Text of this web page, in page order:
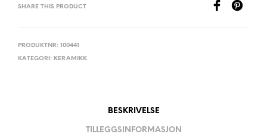
SHARE THIS PRODUCT
PRODUKTNR: 100441
KATEGORI: KERAMIKK
BESKRIVELSE
TILLEGGSINFORMASJON